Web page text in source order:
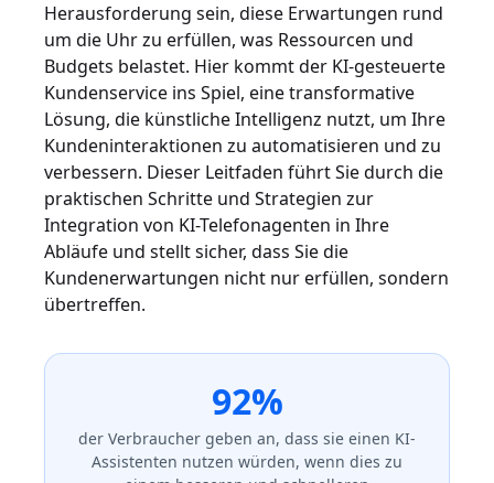
Herausforderung sein, diese Erwartungen rund
um die Uhr zu erfüllen, was Ressourcen und
Budgets belastet. Hier kommt der KI-gesteuerte
Kundenservice ins Spiel, eine transformative
Lösung, die künstliche Intelligenz nutzt, um Ihre
Kundeninteraktionen zu automatisieren und zu
verbessern. Dieser Leitfaden führt Sie durch die
praktischen Schritte und Strategien zur
Integration von KI-Telefonagenten in Ihre
Abläufe und stellt sicher, dass Sie die
Kundenerwartungen nicht nur erfüllen, sondern
übertreffen.
92%
der Verbraucher geben an, dass sie einen KI-
Assistenten nutzen würden, wenn dies zu